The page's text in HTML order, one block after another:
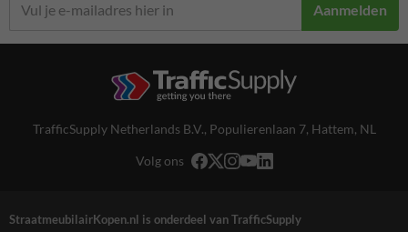
Aanmelden
TrafficSupply Netherlands B.V., Populierenlaan 7, Hattem, NL
Volg ons
StraatmeubilairKopen.nl is onderdeel van TrafficSupply